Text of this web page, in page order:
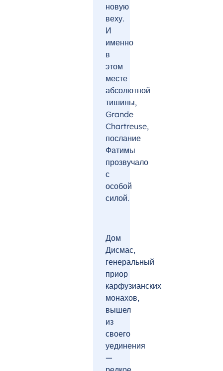
новую
веху.
И
именно
в
этом
месте
абсолютной
тишины,
Grande
Chartreuse,
послание
Фатимы
прозвучало
с
особой
силой.
Дом
Дисмас,
генеральный
приор
карфузианских
монахов,
вышел
из
своего
уединения
—